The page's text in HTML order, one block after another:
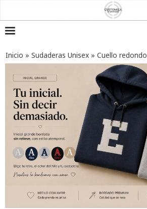
Inicio » Sudaderas Unisex » Cuello redondo